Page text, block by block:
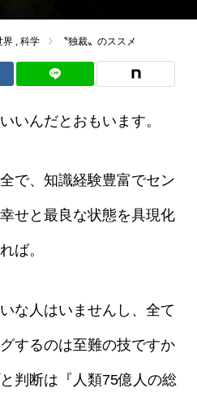
界 科学 〝独裁〟のススメ
いんだとおもいます。
で、知識経験豊富でセン
せと最良な状態を具現化
ば。
な人はいませんし、全て
するのは至難の技ですか
判断は『人類75億人の総